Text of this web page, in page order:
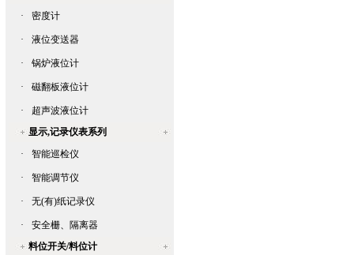
·
密度计
· 液位变送器
· 锅炉液位计
· 磁翻板液位计
·
超声波液位计
显示,记录仪表系列
·
智能巡检仪
· 智能调节仪
· 无(有)纸记录仪
·
安全栅、隔离器
料位开关/料位计